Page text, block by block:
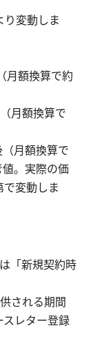
り変動しま
月額換算で約
月額換算で
月額換算で
。実際の価
変動しま
「新規契約時
される期間
スレター登録